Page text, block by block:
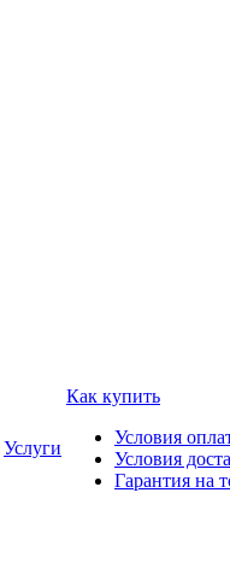
Услуги
Как купить
Условия
Условия
Гарантия на